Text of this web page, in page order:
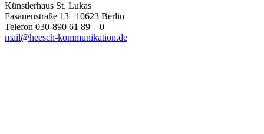
Künstlerhaus St. Lukas
Fasanenstraße 13 | 10623 Berlin
Telefon 030-890 61 89 – 0
mail@heesch-kommunikation.de